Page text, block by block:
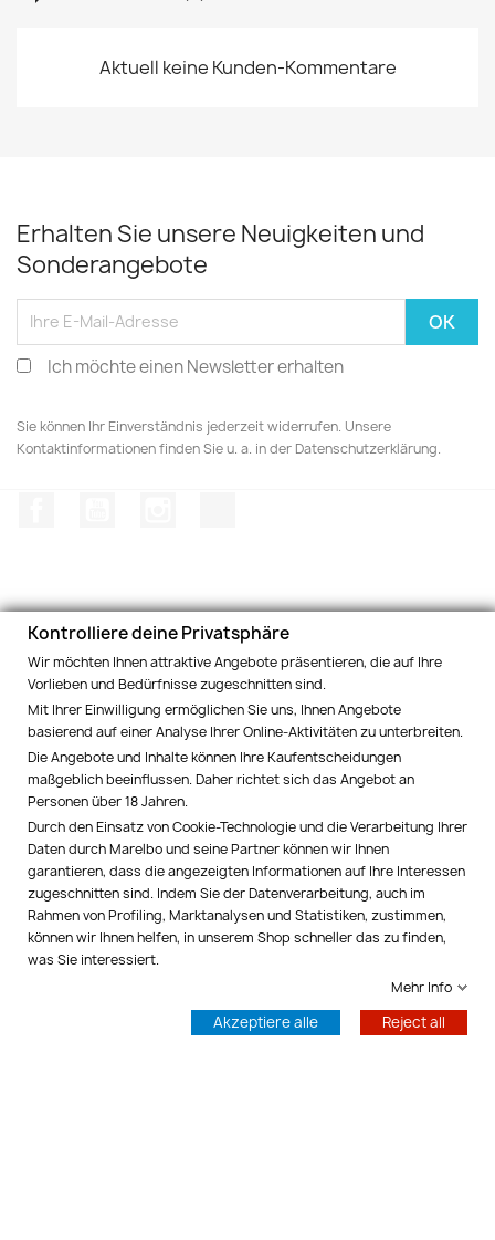
Aktuell keine Kunden-Kommentare
Erhalten Sie unsere Neuigkeiten und
Sonderangebote
Ich möchte einen Newsletter erhalten
Sie können Ihr Einverständnis jederzeit widerrufen. Unsere
Kontaktinformationen finden Sie u. a. in der Datenschutzerklärung.
PRODUKTE
INFORMATIONEN UND BEDINGUNGEN
SOZIALE NETZWERKE
MARELBO EUROPE
IHR KONTO 
SHOP-EINSTELLUNGEN keyboard_arrow_down
Kontrolliere deine Privatsphäre
Wir möchten Ihnen attraktive Angebote präsentieren, die auf Ihre
Vorlieben und Bedürfnisse zugeschnitten sind.
Mit Ihrer Einwilligung ermöglichen Sie uns, Ihnen Angebote
basierend auf einer Analyse Ihrer Online-Aktivitäten zu unterbreiten.
Die Angebote und Inhalte können Ihre Kaufentscheidungen
maßgeblich beeinflussen. Daher richtet sich das Angebot an
Personen über 18 Jahren.
Durch den Einsatz von Cookie-Technologie und die Verarbeitung Ihrer
Daten durch Marelbo und seine Partner können wir Ihnen
garantieren, dass die angezeigten Informationen auf Ihre Interessen
zugeschnitten sind. Indem Sie der Datenverarbeitung, auch im
Rahmen von Profiling, Marktanalysen und Statistiken, zustimmen,
können wir Ihnen helfen, in unserem Shop schneller das zu finden,
was Sie interessiert.
Mehr Info
Akzeptiere alle Reject all